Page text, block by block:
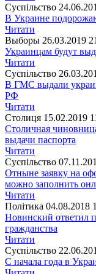
Суспiльство
В Украине
Читати
Выборы 26.03.2019
Украинцам будут
Читати
Суспiльство
В ГМС выдали
РФ
Читати
Столиця 15.02.2019
Столичная
выдачи паспорта
Читати
Суспiльство
Отныне заявку на
можно заполнить
Читати
Полiтика 04.08.2018
Новинский ответил
гражданства
Читати
Суспiльство
С начала года в